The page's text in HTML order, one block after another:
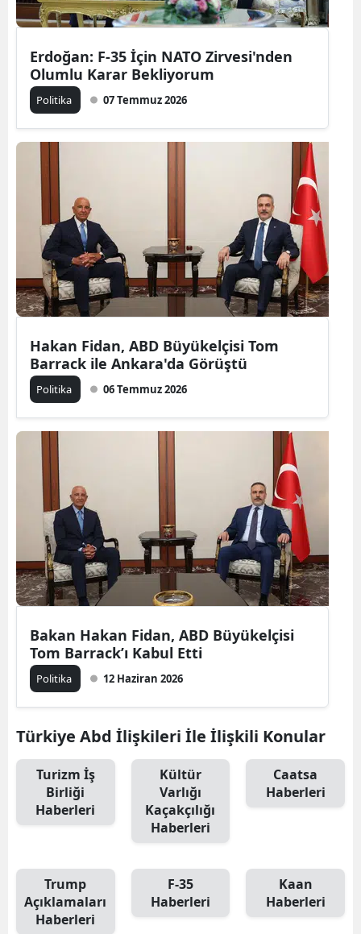
Erdoğan: F-35 İçin NATO Zirvesi'nden
Olumlu Karar Bekliyorum
Politika 07 Temmuz 2026
Hakan Fidan, ABD Büyükelçisi Tom
Barrack ile Ankara'da Görüştü
Politika 06 Temmuz 2026
Bakan Hakan Fidan, ABD Büyükelçisi
Tom Barrack’ı Kabul Etti
Politika 12 Haziran 2026
Türkiye Abd İlişkileri İle İlişkili Konular
Turizm İş
Birliği
Haberleri
Kültür
Varlığı
Kaçakçılığı
Haberleri
Caatsa
Haberleri
Trump
Açıklamaları
Haberleri
F-35
Haberleri
Kaan
Haberleri